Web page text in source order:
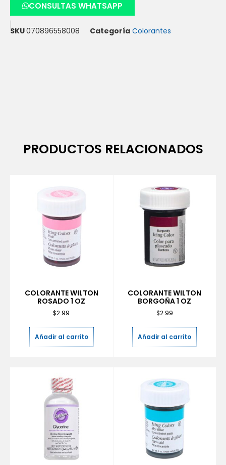
CONSULTAS WHATSAPP
SKU070896558008 Categoría Colorantes
PRODUCTOS RELACIONADOS
COLORANTE WILTON
ROSADO 1 OZ
$2.99
Añadir al carrito
COLORANTE WILTON
BORGOÑA 1 OZ
$2.99
Añadir al carrito